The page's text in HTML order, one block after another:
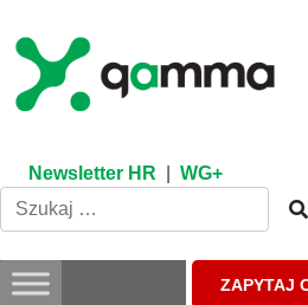
content
Newsletter HR WG+
ZAPYTAJ